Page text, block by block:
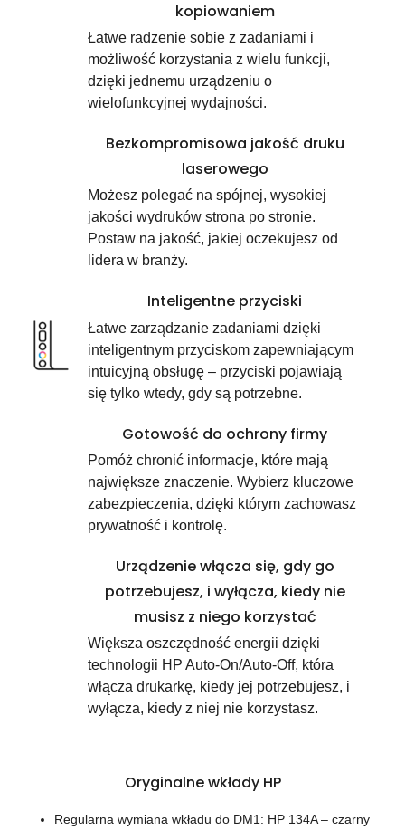
kopiowaniem
Łatwe radzenie sobie z zadaniami i
możliwość korzystania z wielu funkcji,
dzięki jednemu urządzeniu o
wielofunkcyjnej wydajności.
Bezkompromisowa jakość druku
laserowego
Możesz polegać na spójnej, wysokiej
jakości wydruków strona po stronie.
Postaw na jakość, jakiej oczekujesz od
lidera w branży.
Inteligentne przyciski
Łatwe zarządzanie zadaniami dzięki
inteligentnym przyciskom zapewniającym
intuicyjną obsługę – przyciski pojawiają
się tylko wtedy, gdy są potrzebne.
Gotowość do ochrony firmy
Pomóż chronić informacje, które mają
największe znaczenie. Wybierz kluczowe
zabezpieczenia, dzięki którym zachowasz
prywatność i kontrolę.
Urządzenie włącza się, gdy go
potrzebujesz, i wyłącza, kiedy nie
musisz z niego korzystać
Większa oszczędność energii dzięki
technologii HP Auto-On/Auto-Off, która
włącza drukarkę, kiedy jej potrzebujesz, i
wyłącza, kiedy z niej nie korzystasz.
Oryginalne wkłady HP
Regularna wymiana wkładu do DM1: HP 134A – czarny